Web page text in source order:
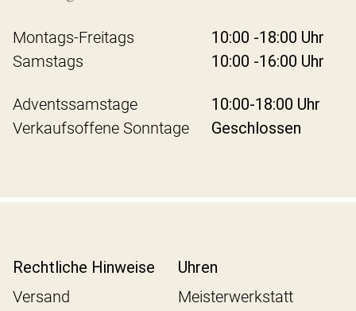
Montags-Freitags
10:00 -18:00 Uhr
Samstags
10:00 -16:00 Uhr
Adventssamstage
10:00-18:00 Uhr
Verkaufsoffene Sonntage
Geschlossen
Rechtliche Hinweise
Versand
Uhren
Meisterwerkstatt